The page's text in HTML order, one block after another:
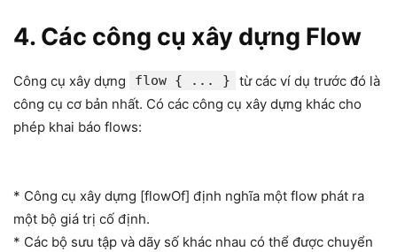
4. Các công cụ xây dựng Flow
Công cụ xây dựng flow { ... }
từ các ví dụ trước đó là
công cụ cơ bản nhất. Có các công cụ xây dựng khác cho
phép khai báo flows:
* Công cụ xây dựng [flowOf] định nghĩa một flow phát ra
một bộ giá trị cố định.
* Các bộ sưu tập và dãy số khác nhau có thể được chuyển